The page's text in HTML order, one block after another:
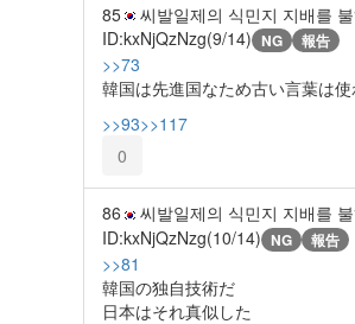
85 씨발일제의 식민지 지배를
ID:kxNjQzNzg(9/14) NG 報告
>>73
韓国は先進国なため古い言葉は
>>93>>117
0
86 씨발일제의 식민지 지배를
ID:kxNjQzNzg(10/14) NG 報告
>>81
韓国の独自技術だ
日本はそれ真似した